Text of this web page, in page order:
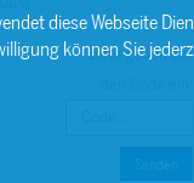
Bitte geben Sie
Senden
diese Webseite
können Sie